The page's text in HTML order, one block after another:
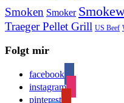
Smoken Smoker
Traeger Pellet Grill US Beef
Folgt mir
facebook
instagram
pinterest